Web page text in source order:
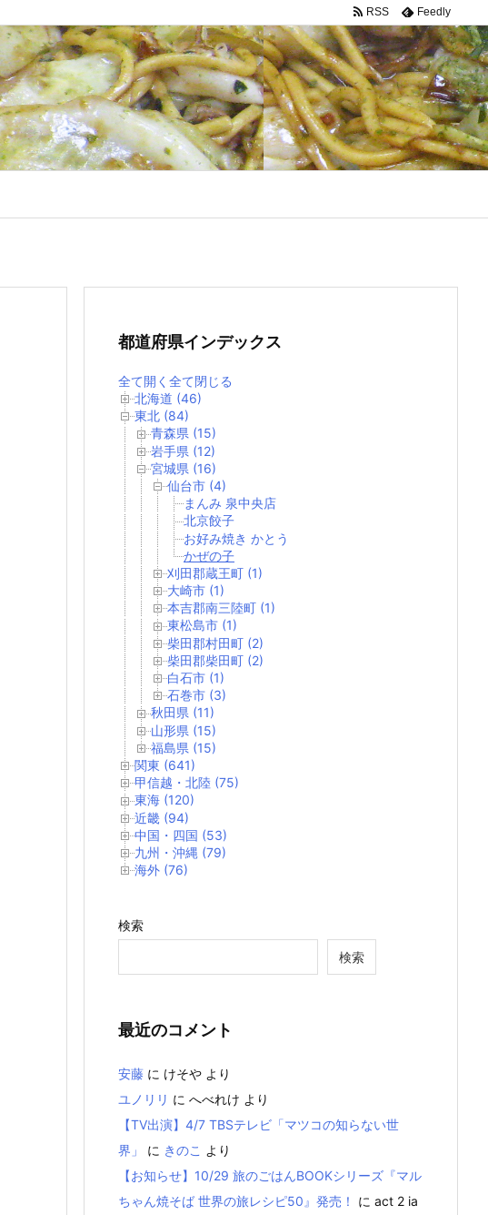
RSS Feedly
都道府県インデックス
全て開く 全て閉じる
北海道 (46)
東北 (84)
青森県 (15)
岩手県 (12)
宮城県 (16)
仙台市 (4)
まんみ 泉中央店
北京餃子
お好み焼き かとう
かぜの子
刈田郡蔵王町 (1)
大崎市 (1)
本吉郡南三陸町 (1)
東松島市 (1)
柴田郡村田町 (2)
柴田郡柴田町 (2)
白石市 (1)
石巻市 (3)
秋田県 (11)
山形県 (15)
福島県 (15)
関東 (641)
甲信越・北陸 (75)
東海 (120)
近畿 (94)
中国・四国 (53)
九州・沖縄 (79)
海外 (76)
検索
検索
最近のコメント
安藤 に けそや より
ユノリリ に へべれけ より
【TV出演】4/7 TBSテレビ「マツコの知らない世
界」
に きのこ より
【お知らせ】10/29 旅のごはんBOOKシリーズ『マル
ちゃん焼そば 世界の旅レシピ50』発売！
に act 2 ia